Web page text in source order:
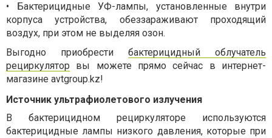
• Бактерицидные УФ-лампы, установленные внутри
корпуса устройства, обеззараживают проходящий
воздух, при этом не выделяя озон.
Выгодно приобрести бактерицидный облучатель
рециркулятор вы можете прямо сейчас в интернет-
магазине avtgroup.kz!
Источник ультрафиолетового излучения
В бактерицидном рециркуляторе используются
бактерицидные лампы низкого давления, которые при